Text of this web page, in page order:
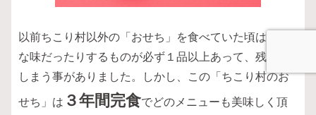
以前ちこり村以外の「おせち」を食べていた頃は苦手
な味だったりするものが必ず１品以上あって、残して
しまう事がありました。しかし、この「ちこり村のお
せち」は ３年間完食でどのメニューも美味しく頂